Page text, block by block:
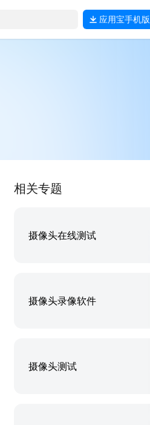
应用宝手机版
相关专题
摄像头在线测试
摄像头录像软件
摄像头测试